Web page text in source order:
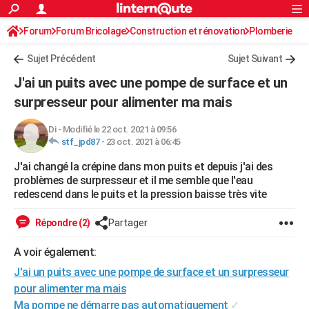
ACTUALITÉS
Politique
Société
Faits Divers
Education
Monde
Villes
+
FINANCE
Retraite
Impôts
Epargne
Immobilier
Risques naturels par ville
Banque
Assurance
Crédit
AUTO
Essais
Réserver un essai
Citadines
Berlines
SUV
Forum auto
HIGH-TECH
Mobiles
Meilleur smartphone
Internet
Ordinateurs
Jeux vidéo
Guide high-tech
+BRICOLAGE
WEEK-END
Art de vivre
Bien-être
Loisirs
ModeModes de vie
SANTE
Alimentation
Guide de la santé
Maladies
Médicaments
Sommeil
VOYAGE
Rechercher
S'inscrire
Connexion
Forum Forum Bricolage Construction et rénovation Plomberie
Sujet Précédent Sujet Suivant
J'ai un puits avec une pompe de surface et un
surpresseur pour alimenter ma mais
Di- Modifié le 22 oct. 2021 à 09:56
stf_jpd87- 23 oct. 2021 à 06:45
J'ai changé la crépine dans mon puits et depuis j'ai des
problèmes de surpresseur et il me semble que l'eau
redescend dans le puits et la pression baisse très vite
Répondre (2) Partager
A voir également:
J'ai un puits avec une pompe de surface et un surpresseur
pour alimenter ma mais
Ma pompe ne démarre pas automatiquement ✓